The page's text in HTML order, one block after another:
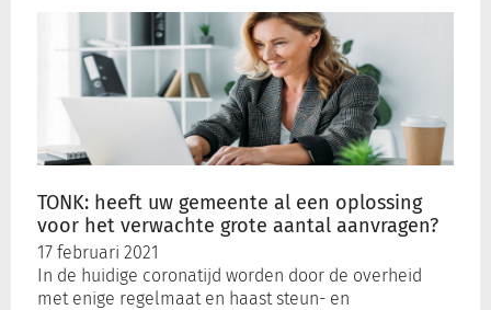
TONK: heeft uw gemeente al een oplossing
voor het verwachte grote aantal aanvragen?
17 februari 2021
In de huidige coronatijd worden door de overheid
met enige regelmaat en haast steun- en
gemeente
oplossing
voor
het
verwachte
grote
aantal
aanvragen?